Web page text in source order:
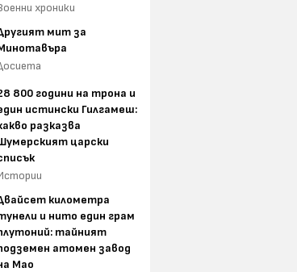
хроники
мит за
800 години на трона и
истински Гилгамеш:
разказва
царски
километра
и нито един грам
тайният
атомен завод
Мао